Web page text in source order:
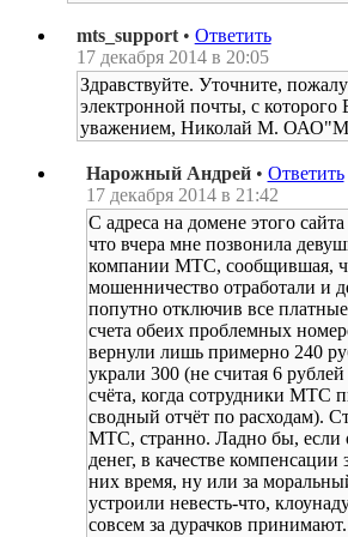
mts_support • Ответить
17 декабря 2014 в 20:05
Здравствуйте. Уточните,
электронной почты, с
уважением, Николай М.
Нарожный Андрей • Ответить
17 декабря 2014 в 21:42
С адреса на домене этого
что вчера мне позвонила
компании МТС, сообщившая,
мошенничество отработали и
попутно отключив все
счета обеих проблемных
вернули лишь примерно 240
украли 300 (не считая 6
счёта, когда сотрудники МТС
сводный отчёт по расходам).
МТС, странно. Ладно бы, если
денег, в качестве компенсации
них время, ну или за
устроили невесть-что,
совсем за дурачков принимают.